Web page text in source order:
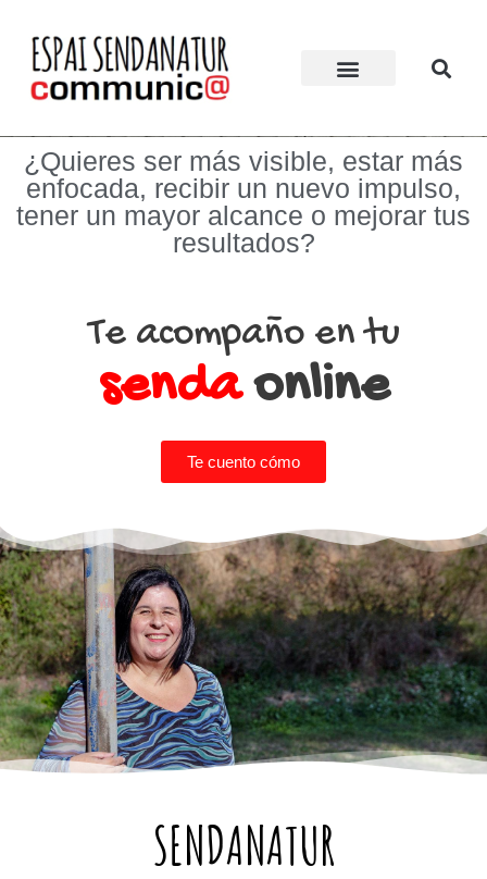
¿Quieres ser más visible, estar más
enfocada, recibir un nuevo impulso,
tener un mayor alcance o mejorar tus
resultados?
Te acompaño en tu
sendaonline
Te cuento cómo
SENDANATUR